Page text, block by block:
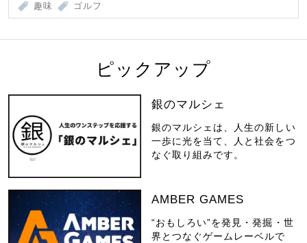
趣味 ゴルフ
ピックアップ
銀のマルシェ
銀のマルシェは、人生の新しい
一歩に光を当て、人と社会をつ
なぐ取り組みです。
AMBER GAMES
“おもしろい”を発見・発掘・世
界とつなぐゲームレーベルで